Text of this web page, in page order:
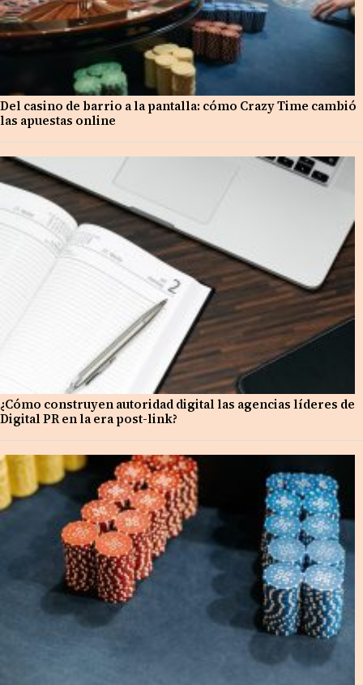
Del casino de barrio a la pantalla: cómo Crazy Time cambió
las apuestas online
¿Cómo construyen autoridad digital las agencias líderes de
Digital PR en la era post-link?